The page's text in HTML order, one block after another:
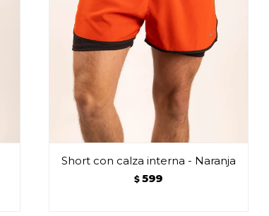
Short con calza interna - Naranja
$ 599